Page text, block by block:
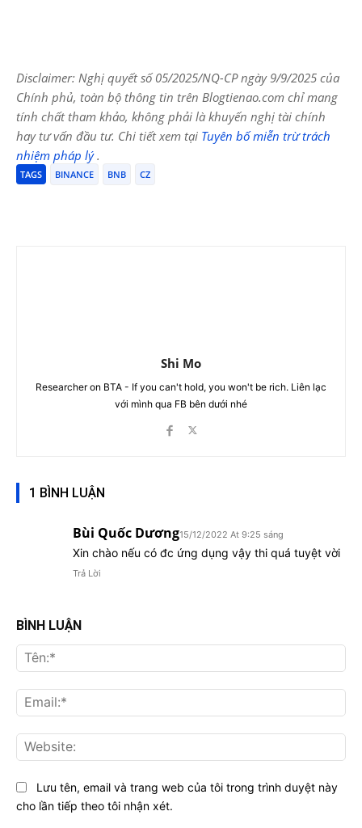
Disclaimer: Nghị quyết số 05/2025/NQ-CP ngày 9/9/2025 của
Chính phủ, toàn bộ thông tin trên Blogtienao.com chỉ mang
tính chất tham khảo, không phải là khuyến nghị tài chính
hay tư vấn đầu tư. Chi tiết xem tại Tuyên bố miễn trừ trách
nhiệm pháp lý.
TAGS BINANCE BNB CZ
Shi Mo
Researcher on BTA - If you can't hold, you won't be rich. Liên lạc
với mình qua FB bên dưới nhé
1 BÌNH LUẬN
Bùi Quốc Dương15/12/2022 At 9:25 sáng
Xin chào nếu có đc ứng dụng vậy thi quá tuyệt vời
Trả Lời
BÌNH LUẬN
Lưu tên, email và trang web của tôi trong trình duyệt này
cho lần tiếp theo tôi nhận xét.